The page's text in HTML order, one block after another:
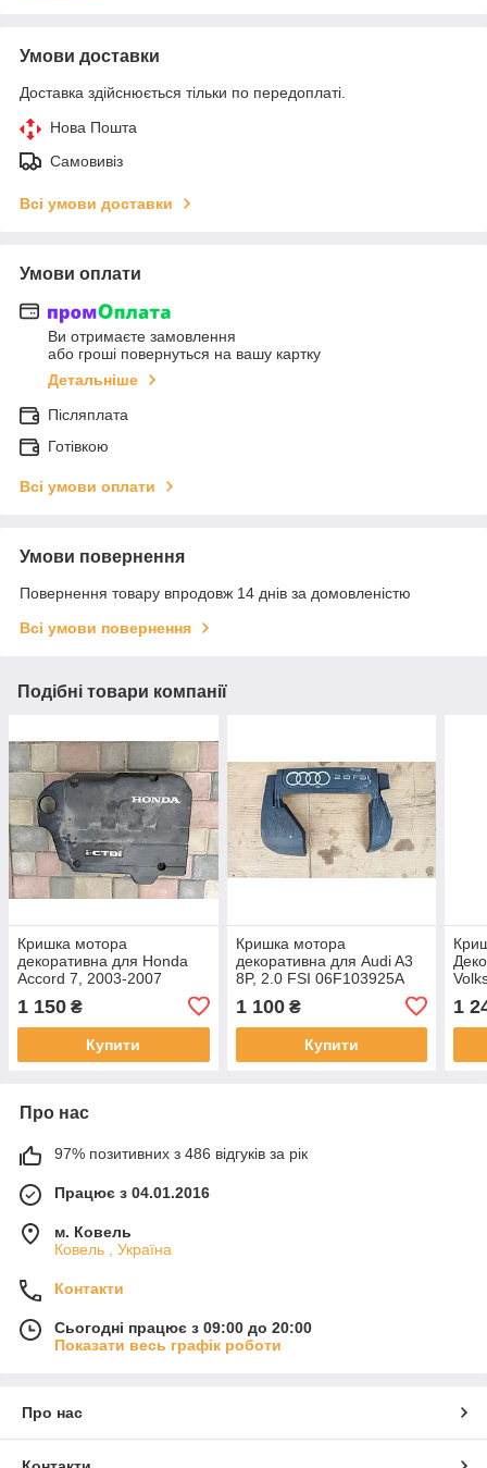
Умови доставки
Доставка здійснюється тільки по передоплаті.
Нова Пошта
Самовивіз
Всі умови доставки
Умови оплати
Ви отримаєте замовлення
або гроші повернуться на вашу картку
Детальніше
Післяплата
Готівкою
Всі умови оплати
Умови повернення
Повернення товару впродовж 14 днів за домовленістю
Всі умови повернення
Подібні товари компанії
Кришка мотора
декоративна для Honda
Accord 7, 2003-2007
1 150 ₴
Купити
Кришка мотора
декоративна для Audi A3
8P, 2.0 FSI 06F103925A
1 100₴
Купити
1
Про нас
97% позитивних з 486 відгуків за рік
Працює з 04.01.2016
м. Ковель
Ковель , Україна
Контакти
Сьогодні працює з 09:00 до 20:00
Показати весь графік роботи
Про нас